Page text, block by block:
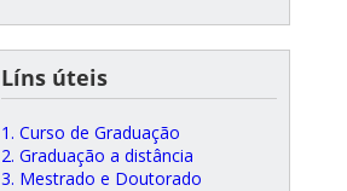
Líns úteis
1. Curso de Graduação
2. Graduação a distância
3. Mestrado e Doutorado